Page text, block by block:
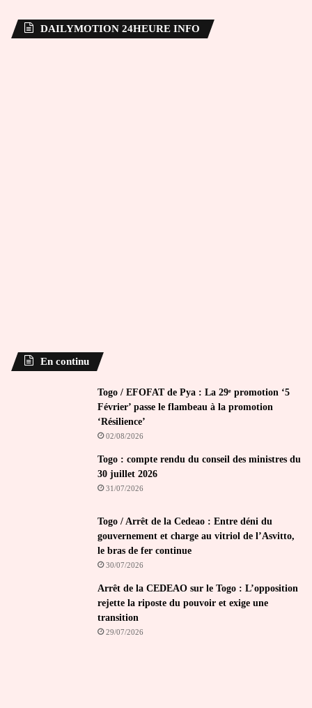
DAILYMOTION 24HEURE INFO
En continu
Togo / EFOFAT de Pya : La 29ᵉ promotion ‘5
Février’ passe le flambeau à la promotion
‘Résilience’
02/08/2026
Togo : compte rendu du conseil des ministres du
30 juillet 2026
31/07/2026
Togo / Arrêt de la Cedeao : Entre déni du
gouvernement et charge au vitriol de l’Asvitto,
le bras de fer continue
30/07/2026
Arrêt de la CEDEAO sur le Togo : L’opposition
rejette la riposte du pouvoir et exige une
transition
29/07/2026